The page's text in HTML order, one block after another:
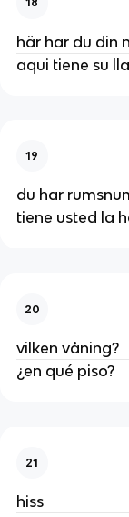
här har du din
aqui tiene su
19
du har
tiene usted la
20
vilken våning?
¿en qué piso?
21
hiss